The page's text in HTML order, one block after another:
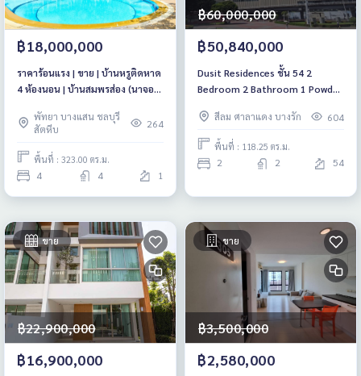
฿18,000,000
ราคาร้อนแรง | ขาย | บ้านหรูติดหาด
4 ห้องนอน | บ้านสมพรส่อง (นาจอม
พัทยา บางแสน ชลบุรี
สัตหีบ
264
พื้นที่ : 323.00 ตร.ม.
4 4 1
฿60,000,000
฿50,840,000
Dusit Residences ชั้น 54 2
Bedroom 2 Bathroom 1 Powder
วิวสวยเว่อร์!
สีลม ศาลาแดง บางรัก 604
พื้นที่ : 118.25 ตร.ม.
2 2 54
ขาย
฿22,900,000
฿16,900,000
ขาย
฿3,500,000
฿2,580,000